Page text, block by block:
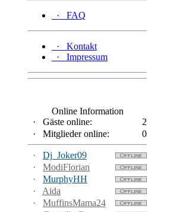
· FAQ
·
Kontakt
·
Impressum
Online Information
·
Gäste online:
2
·
Mitglieder online: 0
·
Dj_Joker09
·
ModiFlorian
·
MurphyHH
·
Aida
·
MuffinsMama24